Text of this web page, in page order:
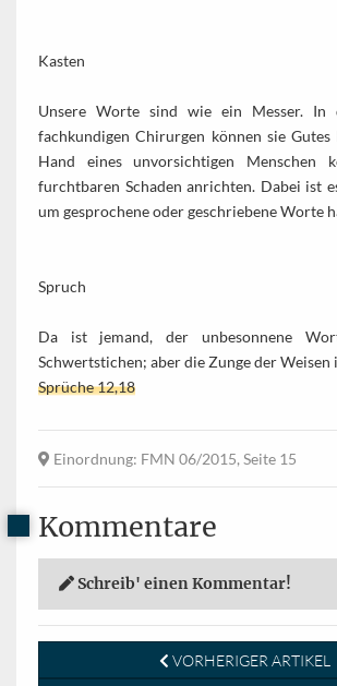
Kasten
Unsere Worte sind wie ein Messer. In
fachkundigen Chirurgen können sie
Hand eines unvorsichtigen Menschen
furchtbaren Schaden anrichten. Dabei ist
um gesprochene oder geschriebene Worte
Spruch
Da ist jemand, der unbesonnene
Schwertstichen; aber die Zunge der Weisen
Sprüche 12,18
Einordnung: FMN 06/2015, Seite 15
Kommentare
Schreib' einen Kommentar!
VORHERIGER ARTIKEL